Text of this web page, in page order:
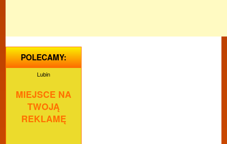
POLECAMY:
Lubin
MIEJSCE NA
TWOJĄ
REKLAMĘ